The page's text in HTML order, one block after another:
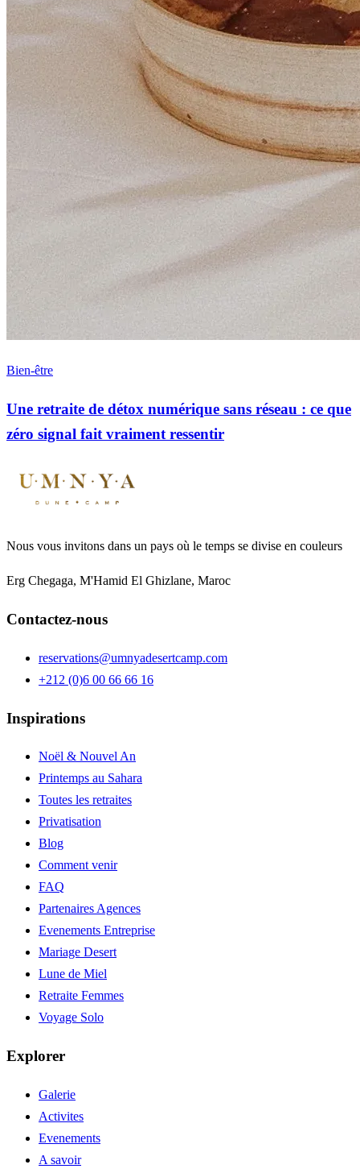
Bien-être
Une retraite de détox numérique sans réseau : ce que
zéro signal fait vraiment ressentir
Nous vous invitons dans un pays où le temps se divise en couleurs
Erg Chegaga, M'Hamid El Ghizlane, Maroc
Contactez-nous
reservations@umnyadesertcamp.com
+212 (0)6 00 66 66 16
Inspirations
Noël & Nouvel An
Printemps au Sahara
Toutes les retraites
Privatisation
Blog
Comment venir
FAQ
Partenaires Agences
Evenements Entreprise
Mariage Desert
Lune de Miel
Retraite Femmes
Voyage Solo
Explorer
Galerie
Activites
Evenements
A savoir